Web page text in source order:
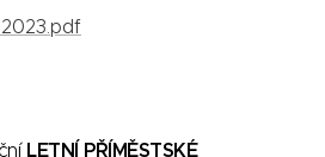
LETNÍ PŘÍMĚSTSKÉ